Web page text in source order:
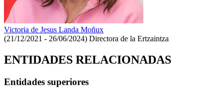
Victoria de Jesus Landa Moñux
(21/12/2021 - 26/06/2024) Directora de la Ertzaintza
ENTIDADES RELACIONADAS
Entidades superiores